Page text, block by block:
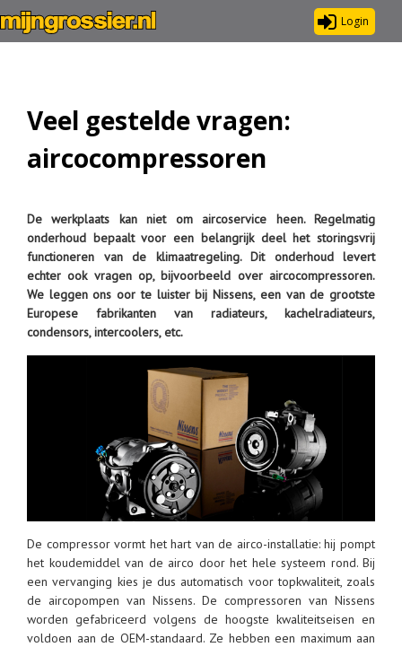
Login
Veel gestelde vragen:
aircocompressoren
De werkplaats kan niet om aircoservice heen. Regelmatig
onderhoud bepaalt voor een belangrijk deel het storingsvrij
functioneren van de klimaatregeling. Dit onderhoud levert
echter ook vragen op, bijvoorbeeld over aircocompressoren.
We leggen ons oor te luister bij Nissens, een van de grootste
Europese fabrikanten van radiateurs, kachelradiateurs,
condensors, intercoolers, etc.
De compressor vormt het hart van de airco-installatie: hij pompt
het koudemiddel van de airco door het hele systeem rond. Bij
een vervanging kies je dus automatisch voor topkwaliteit, zoals
de aircopompen van Nissens. De compressoren van Nissens
worden gefabriceerd volgens de hoogste kwaliteitseisen en
voldoen aan de OEM-standaard. Ze hebben een maximum aan